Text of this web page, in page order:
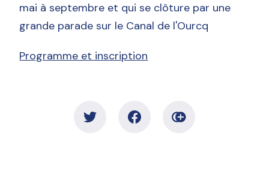
mai à septembre et qui se clôture par une
grande parade sur le Canal de l'Ourcq
Programme et inscription